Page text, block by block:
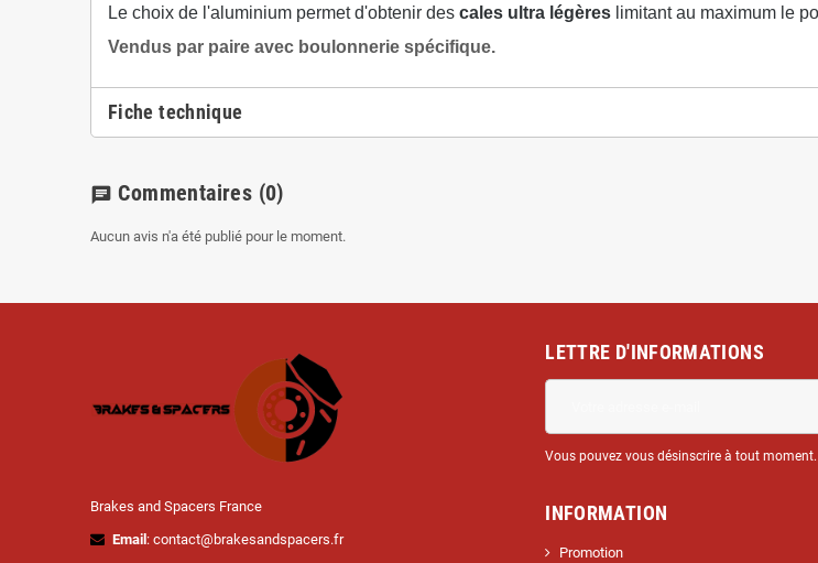
Le choix de l'aluminium permet d'obtenir des cales ultra légères limitant au maximum le
Vendus par paire avec boulonnerie spécifique.
Fiche technique
chat Commentaires (0)
Aucun avis n'a été publié pour le moment.
Brakes and Spacers France
Email : contact@brakesandspacers.fr
LETTRE D'INFORMATIONS
Vous pouvez vous désinscrire à tout
INFORMATION
Promotion